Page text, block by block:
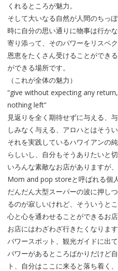
くれるところが魅力。
そして大いなる自然が人間のちっ
時に自分の思い通りに物事は行か
寄り添って、そのパワーをリスペ
恩恵をたくさん受けることができ
ができる場所です。
（これが全体の魅力）
“give without expecting any
nothing left”
見返りを全く期待せずに与える、
しみなく与える、アロハとはそう
それを実践しているハワイアンの
らしいし、自分もそうありたいと切
いろんな素敵なお店がありますが
Mom and pop storeと呼ばれる個
だんだん大型スーパーの波に押し
るのが寂しいけれど、そういうと
心と心を通わせることができるお
お店にはわざわざ行きたくなります
パワースポット、観光ガイドに出
パワーがあるところばかりだけど
ト、自分はここに来ると落ち着く